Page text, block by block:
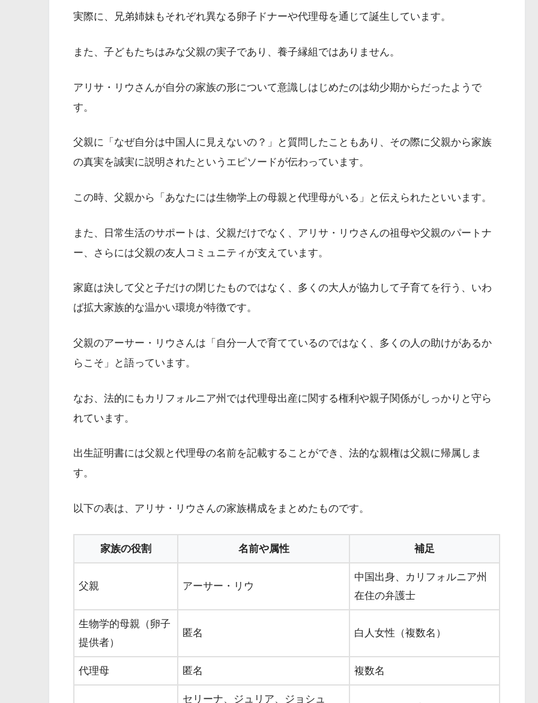
実際に、兄弟姉妹もそれぞれ異なる卵子ドナーや代理母を通じて誕生しています。
また、子どもたちはみな父親の実子であり、養子縁組ではありません。
アリサ・リウさんが自分の家族の形について意識しはじめたのは幼少期からだったようで
す。
父親に「なぜ自分は中国人に見えないの？」と質問したこともあり、その際に父親から家族
の真実を誠実に説明されたというエピソードが伝わっています。
この時、父親から「あなたには生物学上の母親と代理母がいる」と伝えられたといいます。
また、日常生活のサポートは、父親だけでなく、アリサ・リウさんの祖母や父親のパートナ
ー、さらには父親の友人コミュニティが支えています。
家庭は決して父と子だけの閉じたものではなく、多くの大人が協力して子育てを行う、いわ
ば拡大家族的な温かい環境が特徴です。
父親のアーサー・リウさんは「自分一人で育てているのではなく、多くの人の助けがあるか
らこそ」と語っています。
なお、法的にもカリフォルニア州では代理母出産に関する権利や親子関係がしっかりと守ら
れています。
出生証明書には父親と代理母の名前を記載することができ、法的な親権は父親に帰属しま
す。
以下の表は、アリサ・リウさんの家族構成をまとめたものです。
家族の役割 名前や属性 補足
父親 アーサー・リウ
中国出身、カリフォルニア州
在住の弁護士
生物学的母親（卵子
提供者）
匿名 白人女性（複数名）
代理母 匿名 複数名
セリーナ、ジュリア、ジョシュ